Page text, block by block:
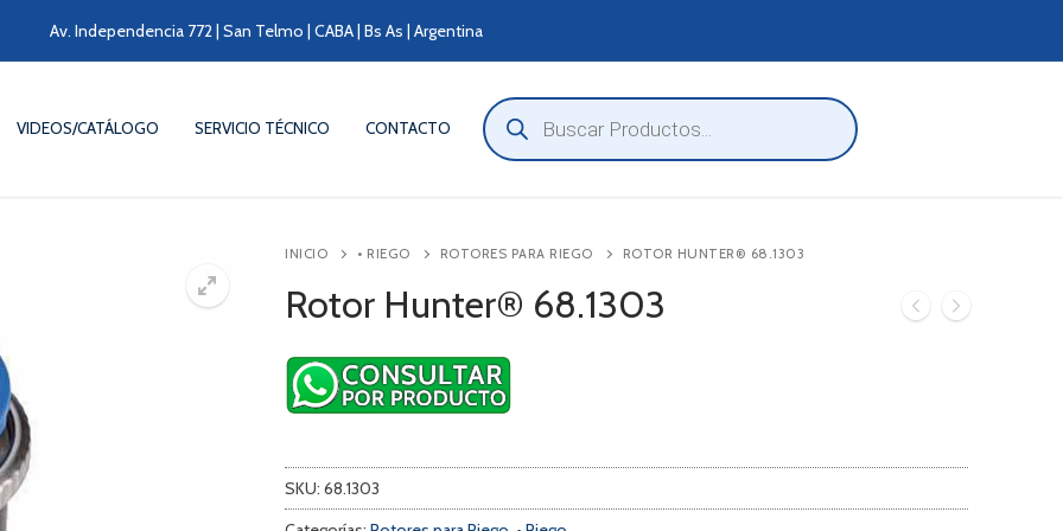
Av. Independencia 772 | San Telmo | CABA | Bs As | Argentina
VIDEOS/CATÁLOGO SERVICIO TÉCNICO CONTACTO
Búsqueda
de
productos
INICIO • RIEGO ROTORES PARA RIEGO ROTOR HUNTER® 68.1303
Rotor Hunter® 68.1303
SKU: 68.1303